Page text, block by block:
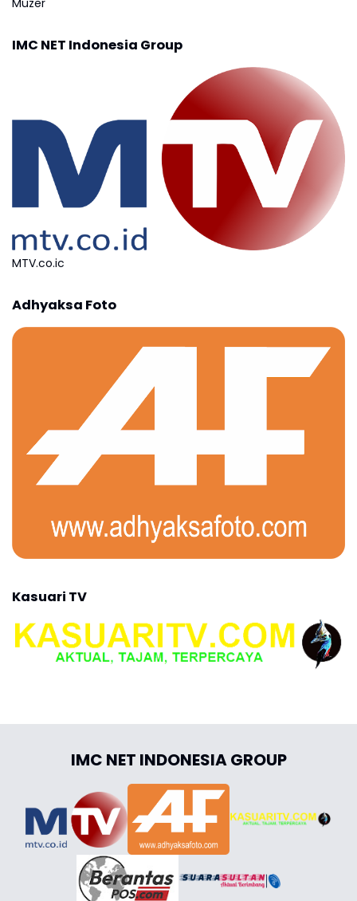
IMC NET Indonesia Group
MTV.co.ic
Adhyaksa Foto
Kasuari TV
IMC NET INDONESIA GROUP